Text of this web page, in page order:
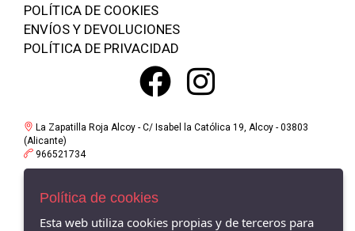
POLÍTICA DE COOKIES
ENVÍOS Y DEVOLUCIONES
POLÍTICA DE PRIVACIDAD
La Zapatilla Roja Alcoy - C/ Isabel la Católica 19, Alcoy - 03803
(Alicante)
966521734
Alcoy - 03803 (Alicante)
Política de cookies
Esta web utiliza cookies propias y de terceros para